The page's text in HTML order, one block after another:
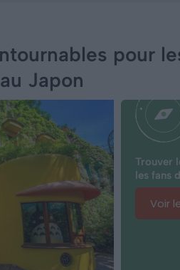
pour
Japon
Trouver
les fans
Voir